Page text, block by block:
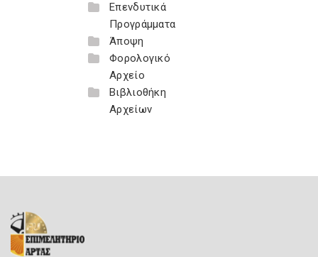
Επενδυτικά
Προγράμματα
Άποψη
Φορολογικό
Αρχείο
Βιβλιοθήκη
Αρχείων